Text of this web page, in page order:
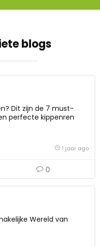
blogs
Dit zijn de 7 must-
perfecte kippenren
1 jaar ago
0
Wereld van